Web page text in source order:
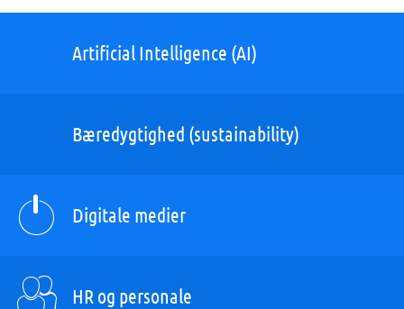
Artificial Intelligence (AI)
Bæredygtighed (sustainability)
Digitale medier
HR og personale